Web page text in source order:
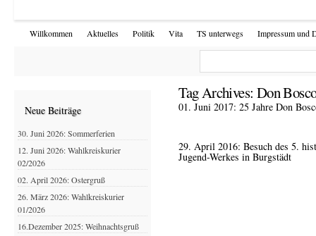
Willkommen Aktuelles Politik Vita TS unterwegs Impressum und
Tag Archives: Don
01. Juni 2017: 25 Jahre Don
29. April 2016: Besuch des 5.
Jugend-Werkes in Burgstädt
Neue Beiträge
30. Juni 2026: Sommerferien
12. Juni 2026: Wahlkreiskurier
02/2026
02. April 2026: Ostergruß
26. März 2026: Wahlkreiskurier
01/2026
16.Dezember 2025: Weihnachtsgruß